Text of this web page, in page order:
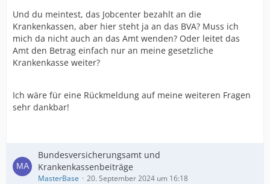
Und du meintest, das Jobcenter bezahlt an die
Krankenkassen, aber hier steht ja an das BVA? Muss ich
mich da nicht auch an das Amt wenden? Oder leitet das
Amt den Betrag einfach nur an meine gesetzliche
Krankenkasse weiter?
Ich wäre für eine Rückmeldung auf meine weiteren Fragen
sehr dankbar!
Bundesversicherungsamt und
Krankenkassenbeiträge
MasterBase 20. September 2024 um 16:18